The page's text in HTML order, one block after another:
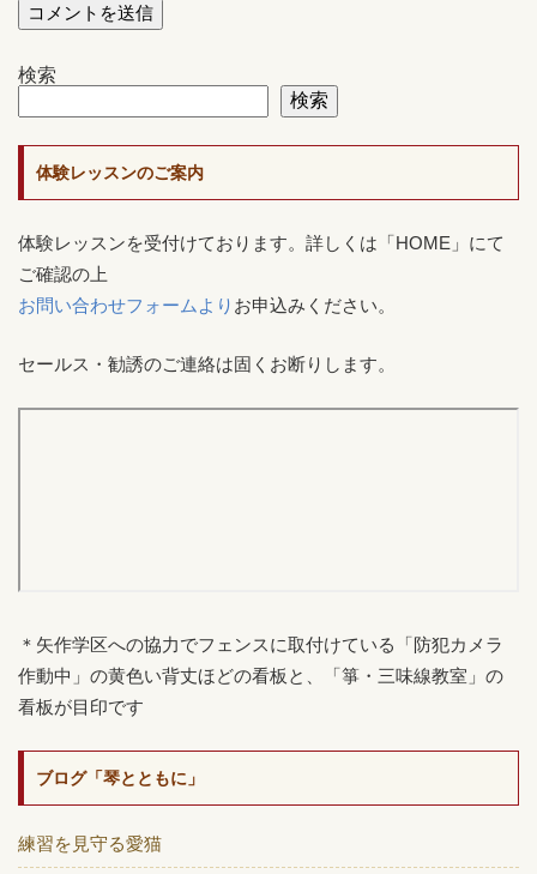
検索
検索
体験レッスンのご案内
体験レッスンを受付けております。詳しくは「HOME」にて
ご確認の上
お問い合わせフォームより お申込みください。
セールス・勧誘のご連絡は固くお断りします。
＊矢作学区への協力でフェンスに取付けている「防犯カメラ
作動中」の黄色い背丈ほどの看板と、「箏・三味線教室」の
看板が目印です
ブログ「琴とともに」
練習を見守る愛猫